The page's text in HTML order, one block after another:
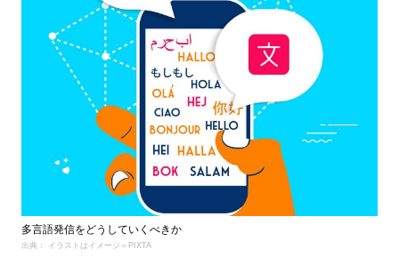
多言語発信をどうしていくべきか
出典： イラストはイメージ＝PIXTA